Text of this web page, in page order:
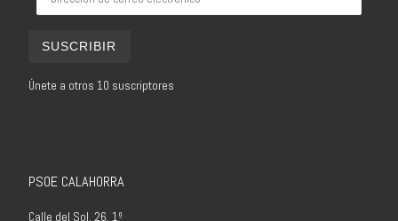
SUSCRIBIR
Únete a otros 10 suscriptores
PSOE CALAHORRA
Calle del Sol, 26, 1º